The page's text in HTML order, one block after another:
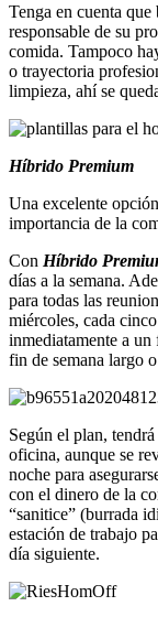
Tenga en cuenta que
responsable de su
comida. Tampoco
o trayectoria
limpieza, ahí se
Híbrido Premium
Una excelente
importancia de la
Con Híbrido
días a la semana.
para todas las
miércoles, cada
inmediatamente a
fin de semana largo
Según el plan,
oficina, aunque se
noche para
con el dinero de la
“sanitice” (burrada
estación de trabajo
día siguiente.